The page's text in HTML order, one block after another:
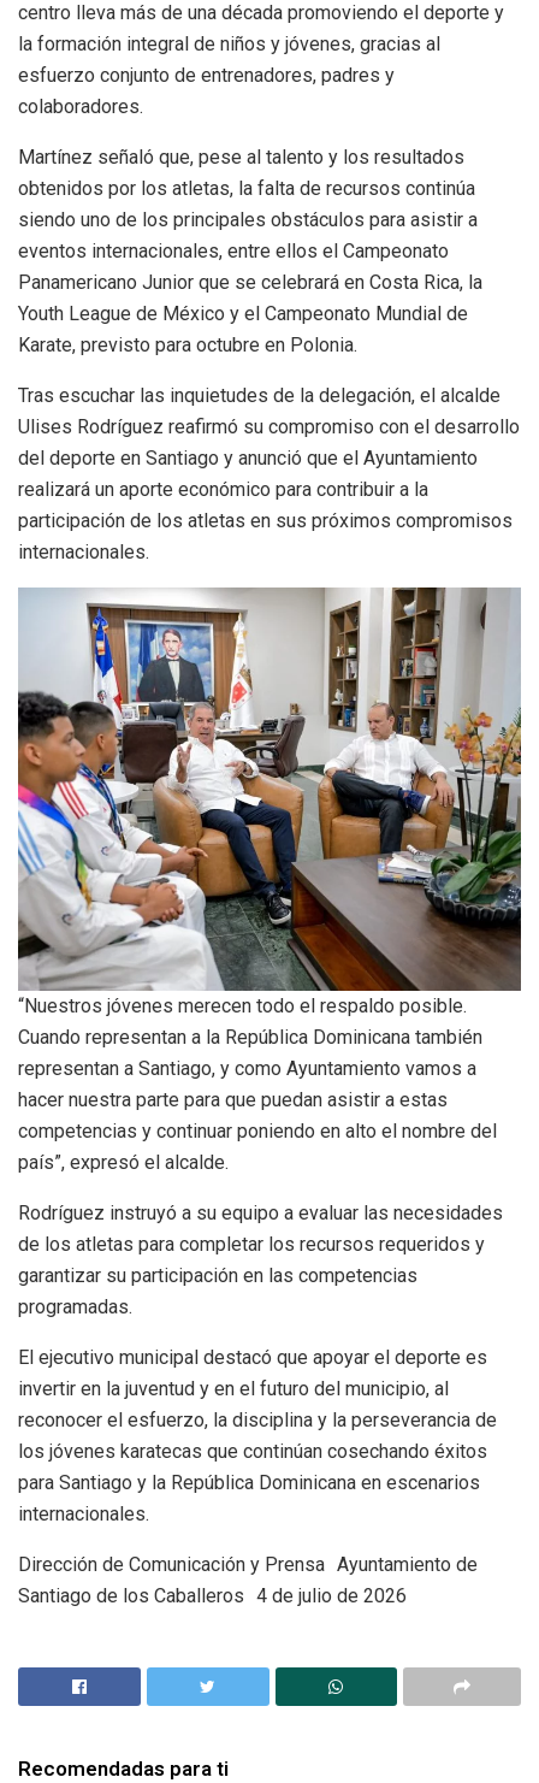
centro lleva más de una década promoviendo el deporte y
la formación integral de niños y jóvenes, gracias al
esfuerzo conjunto de entrenadores, padres y
colaboradores.
Martínez señaló que, pese al talento y los resultados
obtenidos por los atletas, la falta de recursos continúa
siendo uno de los principales obstáculos para asistir a
eventos internacionales, entre ellos el Campeonato
Panamericano Junior que se celebrará en Costa Rica, la
Youth League de México y el Campeonato Mundial de
Karate, previsto para octubre en Polonia.
Tras escuchar las inquietudes de la delegación, el alcalde
Ulises Rodríguez reafirmó su compromiso con el desarrollo
del deporte en Santiago y anunció que el Ayuntamiento
realizará un aporte económico para contribuir a la
participación de los atletas en sus próximos compromisos
internacionales.
“Nuestros jóvenes merecen todo el respaldo posible.
Cuando representan a la República Dominicana también
representan a Santiago, y como Ayuntamiento vamos a
hacer nuestra parte para que puedan asistir a estas
competencias y continuar poniendo en alto el nombre del
país”, expresó el alcalde.
Rodríguez instruyó a su equipo a evaluar las necesidades
de los atletas para completar los recursos requeridos y
garantizar su participación en las competencias
programadas.
El ejecutivo municipal destacó que apoyar el deporte es
invertir en la juventud y en el futuro del municipio, al
reconocer el esfuerzo, la disciplina y la perseverancia de
los jóvenes karatecas que continúan cosechando éxitos
para Santiago y la República Dominicana en escenarios
internacionales.
Dirección de Comunicación y Prensa Ayuntamiento de
Santiago de los Caballeros 4 de julio de 2026
Recomendadas para ti